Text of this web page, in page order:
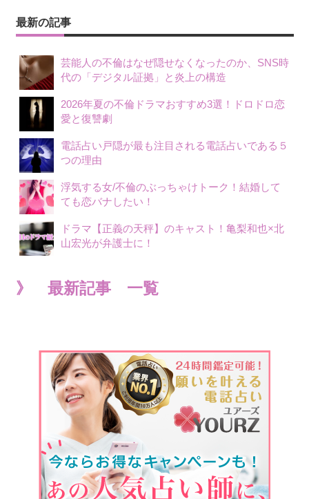
最新の記事
芸能人の不倫はなぜ隠せなくなったのか、SNS時
代の「デジタル証拠」と炎上の構造
2026年夏の不倫ドラマおすすめ3選！ドロドロ恋
愛と復讐劇
電話占い戸隠が最も注目される電話占いである５
つの理由
浮気する女/不倫のぶっちゃけトーク！結婚して
ても恋バナしたい！
ドラマ【正義の天秤】のキャスト！亀梨和也×北
山宏光が弁護士に！
》 最新記事 一覧